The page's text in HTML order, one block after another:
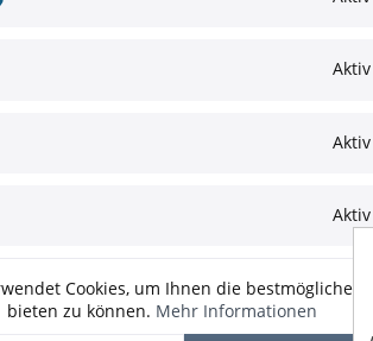
Aktiv
Aktiv
Aktiv
Cookies, um Ihnen die bestmögliche
bieten zu können. Mehr Informationen